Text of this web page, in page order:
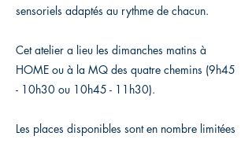
sensoriels adaptés au rythme de chacun.
Cet atelier a lieu les dimanches matins à
HOME ou à la MQ des quatre chemins (9h45
- 10h30 ou 10h45 - 11h30).
Les places disponibles sont en nombre limitées